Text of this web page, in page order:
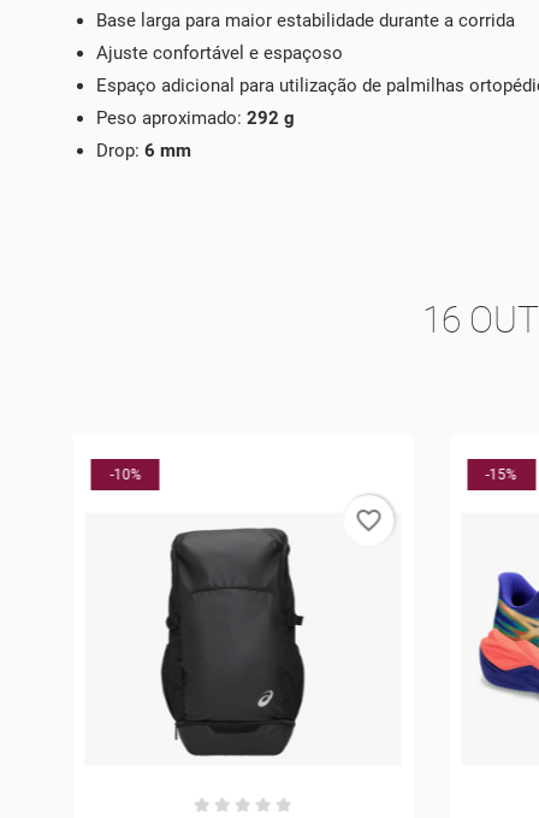
Base larga para maior estabilidade durante a corrida
Ajuste confortável e espaçoso
Espaço adicional para utilização de palmilhas
Peso aproximado: 292 g
Drop: 6 mm
16
-10%
favorite_border
-15%